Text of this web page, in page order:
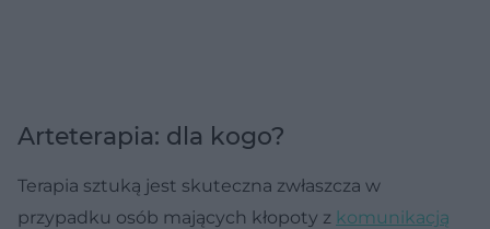
Arteterapia: dla kogo?
Terapia sztuką jest skuteczna zwłaszcza w
przypadku osób mających kłopoty z komunikacją